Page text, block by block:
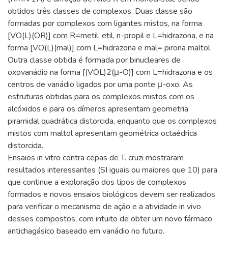
obtidos três classes de complexos. Duas classe são
formadas por complexos com ligantes mistos, na forma
[VO(L)(OR)] com R=metil, etil, n-propil e L=hidrazona, e na
forma [VO(L)(mal)] com L=hidrazona e mal= pirona maltol.
Outra classe obtida é formada por binucleares de
oxovanádio na forma [(VOL)2(μ-O)] com L=hidrazona e os
centros de vanádio ligados por uma ponte μ-oxo. As
estruturas obtidas para os complexos mistos com os
alcóxidos e para os dímeros apresentam geometria
piramidal quadrática distorcida, enquanto que os complexos
mistos com maltol apresentam geométrica octaédrica
distorcida.
Ensaios in vitro contra cepas de T. cruzi mostraram
resultados interessantes (SI iguais ou maiores que 10) para
que continue a exploração dos tipos de complexos
formados e novos ensaios biológicos devem ser realizados
para verificar o mecanismo de ação e a atividade in vivo
desses compostos, com intuito de obter um novo fármaco
antichagásico baseado em vanádio no futuro.